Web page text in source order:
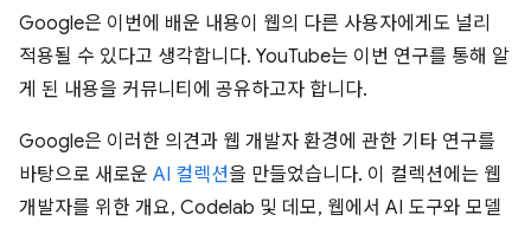
Google은 이번에 배운 내용이 웹의 다른 사용자에게도 널리
적용될 수 있다고 생각합니다. YouTube는 이번 연구를 통해 알
게 된 내용을 커뮤니티에 공유하고자 합니다.
Google은 이러한 의견과 웹 개발자 환경에 관한 기타 연구를
바탕으로 새로운 AI 컬렉션을 만들었습니다. 이 컬렉션에는 웹
개발자를 위한 개요, Codelab 및 데모, 웹에서 AI 도구와 모델